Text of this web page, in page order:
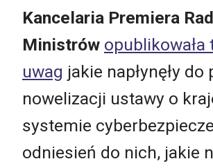
Kancelaria Premiera
Ministrów opublikowała
uwag jakie napłynęły
nowelizacji ustawy o
systemie
odniesień do nich, jakie